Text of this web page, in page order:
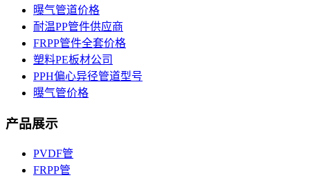
曝气管道价格
耐温PP管件供应商
FRPP管件全套价格
塑料PE板材公司
PPH偏心异径管道型号
曝气管价格
产品展示
PVDF管
FRPP管